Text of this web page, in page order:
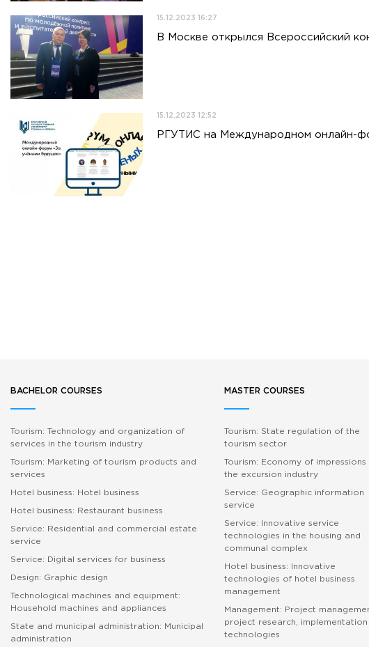
15.12.2023 16:27
В Москве открылся Всероссийский
15.12.2023 12:52
РГУТИС на Международном онлайн-
BACHELOR COURSES
Tourism: Technology and organization of
services in the tourism industry
Tourism: Marketing of tourism products and
services
Hotel business: Hotel business
Hotel business: Restaurant business
Service: Residential and commercial estate
service
Service: Digital services for business
Design: Graphic design
Technological machines and equipment:
Household machines and appliances
State and municipal administration: Municipal
administration
MASTER COURSES
Tourism: State regulation of the
tourism sector
Tourism: Economy of impressions
the excursion industry
Service: Geographic information
service
Service: Innovative service
technologies in the housing and
communal complex
Hotel business: Innovative
technologies of hotel business
management
Management: Project
project research, implementation
technologies